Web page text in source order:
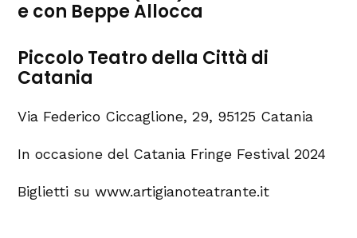
e con Beppe Allocca
Piccolo Teatro della Città di
Catania
Via Federico Ciccaglione, 29, 95125 Catania
In occasione del Catania Fringe Festival 2024
Biglietti su www.artigianoteatrante.it